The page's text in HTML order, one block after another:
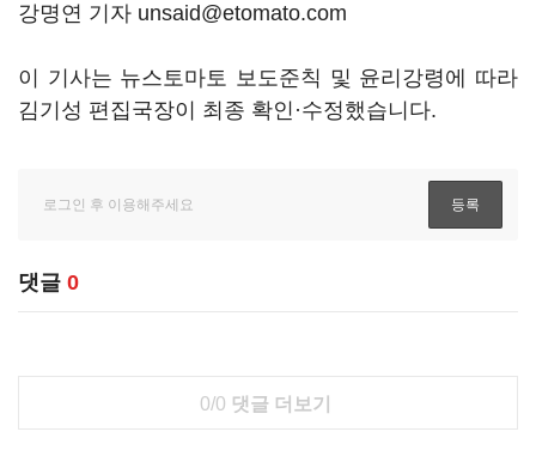
강명연 기자 unsaid@etomato.com
이 기사는 뉴스토마토 보도준칙 및 윤리강령에 따라
김기성 편집국장이 최종 확인·수정했습니다.
댓글 0
0/0 댓글 더보기